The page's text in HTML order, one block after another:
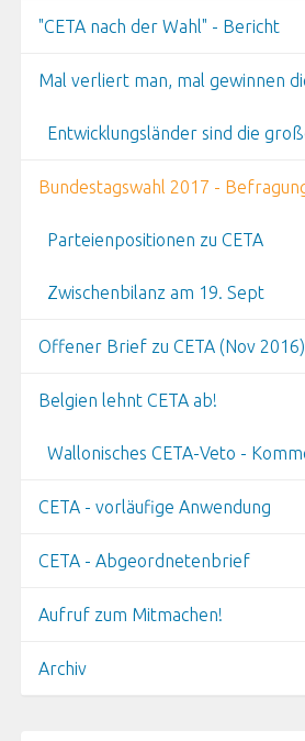
"CETA nach der Wahl" - Bericht
Mal verliert man, mal gewinnen
Entwicklungsländer sind die
Bundestagswahl 2017 -
Parteienpositionen zu CETA
Zwischenbilanz am 19. Sept
Offener Brief zu CETA (Nov 2016)
Belgien lehnt CETA ab!
Wallonisches CETA-Veto -
CETA - vorläufige Anwendung
CETA - Abgeordnetenbrief
Aufruf zum Mitmachen!
Archiv